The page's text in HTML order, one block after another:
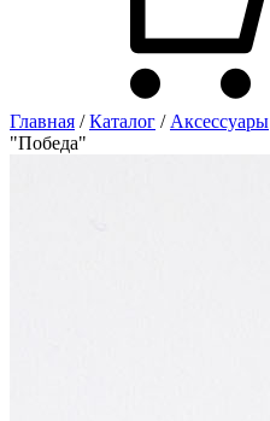
Главная / Каталог / Аксессуары
"Победа"